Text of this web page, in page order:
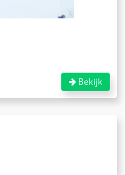
Bekijk